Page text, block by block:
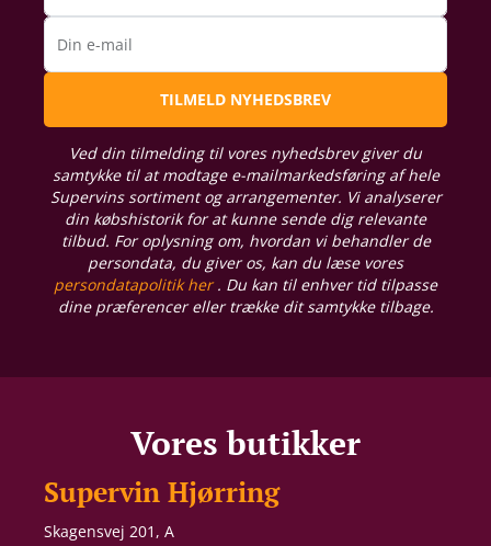
Din e-mail
TILMELD NYHEDSBREV
Ved din tilmelding til vores nyhedsbrev giver du
samtykke til at modtage e-mailmarkedsføring af hele
Supervins sortiment og arrangementer. Vi analyserer
din købshistorik for at kunne sende dig relevante
tilbud. For oplysning om, hvordan vi behandler de
persondata, du giver os, kan du læse vores
persondatapolitik her. Du kan til enhver tid tilpasse
dine præferencer eller trække dit samtykke tilbage.
Vores butikker
Supervin Hjørring
Skagensvej 201, A